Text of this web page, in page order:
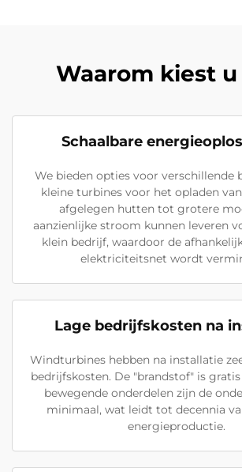
Waarom kiest u
Schaalbare
We bieden opties voor verschillende
kleine turbines voor het opladen
afgelegen hutten tot grotere
aanzienlijke stroom kunnen leveren
klein bedrijf, waardoor de
elektriciteitsnet wordt
Lage bedrijfskosten na
Windturbines hebben na installatie
bedrijfskosten. De "brandstof" is
bewegende onderdelen zijn de
minimaal, wat leidt tot decennia
energieproductie.